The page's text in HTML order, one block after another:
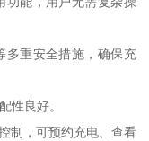
多重安全措施，确保充
性良好。
制，可预约充电、查看